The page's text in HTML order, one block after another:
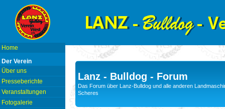
Home
Der Verein
Über uns
Presseberichte
Veranstaltungen
Fotogalerie
Lanz - Bulldog - Forum
Das Forum über Lanz-Bulldog und alle anderen
Scheres